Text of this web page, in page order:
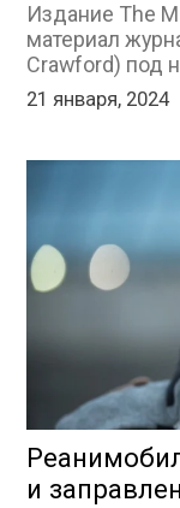
Издание The
материал
Crawford) под
21 января, 2024
и